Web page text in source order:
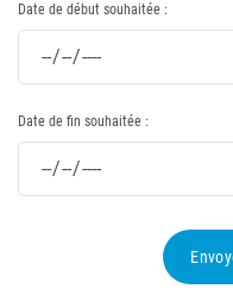
Date de début souhaitée :
Date de fin souhaitée :